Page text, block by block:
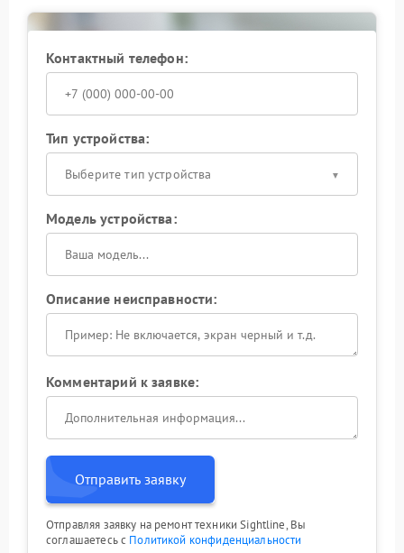
Контактный телефон:
Тип устройства:
Выберите тип устройства
Модель устройства:
Описание неисправности:
Комментарий к заявке:
Отправить заявку
Отправляя заявку на ремонт техники Sightline, Вы
соглашаетесь с Политикой конфиденциальности